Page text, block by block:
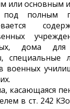
или основным
дома
специальные
военных
в ст. 242